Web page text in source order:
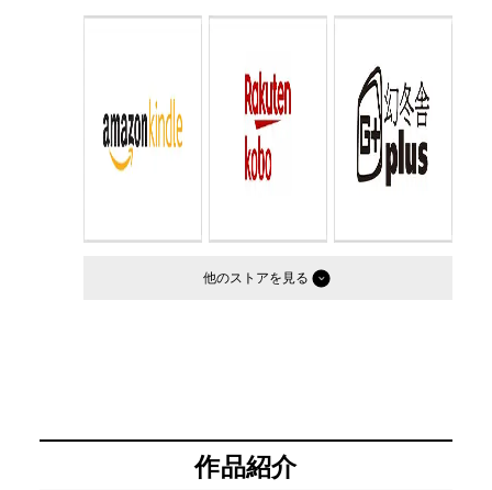
他のストア
作品紹介